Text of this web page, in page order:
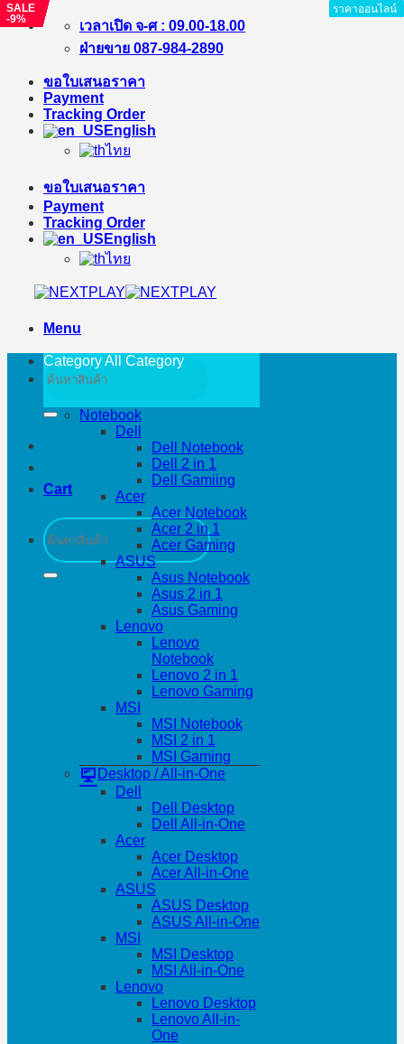
Skip
เวลาเปิด จ-ศ : 09.00-18.00
ฝ่ายขาย 087-984-2890
ขอใบเสนอราคา
Payment
Tracking Order
English
ไทย
ขอใบเสนอราคา
Payment
Tracking Order
English
ไทย
Menu
Search
for:
Cart
Search
for:
Category All Category
Notebook
Dell
Dell Notebook
Dell 2 in 1
Dell Gamiing
Acer
Acer Notebook
Acer 2 in 1
Acer Gaming
ASUS
Asus Notebook
Asus 2 in 1
Asus Gaming
Lenovo
Lenovo
Notebook
Lenovo 2 in 1
Lenovo Gaming
MSI
MSI Notebook
MSI 2 in 1
MSI Gaming
Desktop / All-in-One
Dell
Dell Desktop
Dell All-in-One
Acer
Acer Desktop
Acer All-in-One
ASUS
ASUS Desktop
ASUS All-in-One
MSI
MSI Desktop
MSI All-in-One
Lenovo
Lenovo Desktop
Lenovo All-in-
One
ราคาออนไลน์
SALE
-9%
ราคาออนไลน์
SALE
-11%
ราคาออนไลน์
SALE
-15%
ราคาออนไลน์
ราคาออนไลน์
SALE
-4%
ราคาออนไลน์
SALE
-17%
ราคาออนไลน์
ราคาออนไลน์
SALE
-9%
ราคาออนไลน์
SALE
-22%